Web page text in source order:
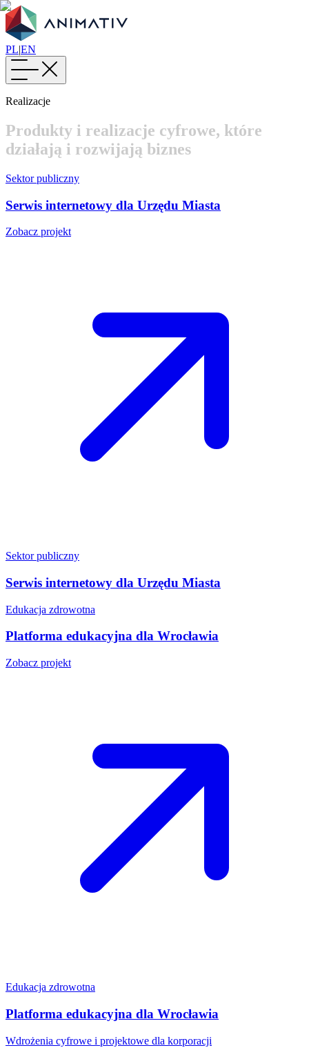
PL|EN
Realizacje
Produkty i realizacje cyfrowe, które
działają i rozwijają biznes
Sektor publiczny
Serwis internetowy dla Urzędu Miasta
Zobacz projekt
Sektor publiczny
Serwis internetowy dla Urzędu Miasta
Edukacja zdrowotna
Platforma edukacyjna dla Wrocławia
Zobacz projekt
Edukacja zdrowotna
Platforma edukacyjna dla Wrocławia
Wdrożenia cyfrowe i projektowe dla korporacji